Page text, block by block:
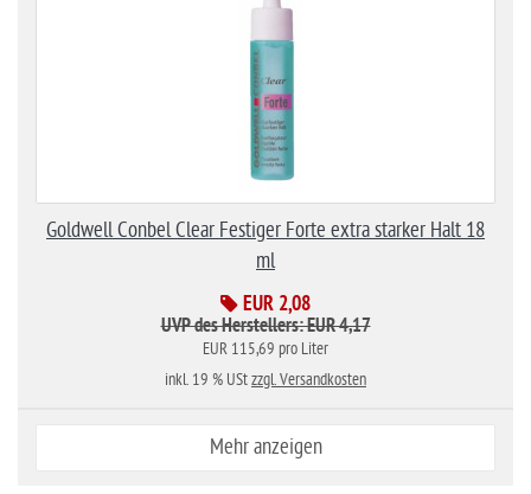
Goldwell Conbel Clear Festiger Forte extra starker Halt 18
ml
EUR 2,08
UVP des Herstellers: EUR 4,17
EUR 115,69 pro Liter
inkl. 19 % UStzzgl. Versandkosten
Mehr anzeigen